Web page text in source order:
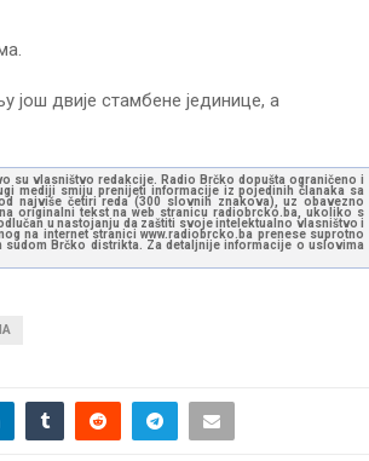
још двије стамбене јединице, а
su vlasništvo redakcije. Radio Brčko dopušta ograničeno i
mediji smiju prenijeti informacije iz pojedinih članaka sa
najviše četiri reda (300 slovnih znakova), uz obavezno
originalni tekst na web stranicu radiobrcko.ba, ukoliko s
u nastojanju da zaštiti svoje intelektualno vlasništvo i
na internet stranici www.radiobrcko.ba prenese suprotno
Brčko distrikta. Za detaljnije informacije o uslovima